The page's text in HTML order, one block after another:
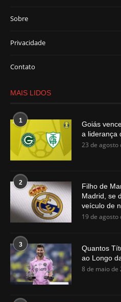
Sobre
Privacidade
Contato
MAIS LIDOS
1
Goiás
a liderança
23 de agosto
2
Filho de
Madrid, se
veículo de
19 de agosto
3
Quantos
ao Longo
8 de maio de